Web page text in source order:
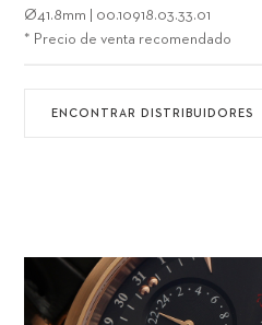
Ø41.8mm
00.10918.03.33.01
* Precio de venta recomendado
ENCONTRAR DISTRIBUIDORES